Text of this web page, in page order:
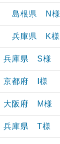
】 島根県 N様
】 兵庫県 K様
兵庫県 S様
京都府 I様
大阪府 M様
兵庫県 T様